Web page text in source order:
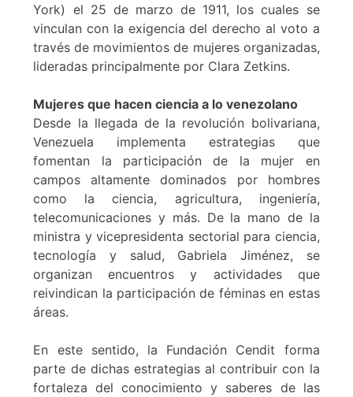
York) el 25 de marzo de 1911, los cuales se
vinculan con la exigencia del derecho al voto a
través de movimientos de mujeres organizadas,
lideradas principalmente por Clara Zetkins.
Mujeres que hacen ciencia a lo venezolano
Desde la llegada de la revolución bolivariana,
Venezuela implementa estrategias que
fomentan la participación de la mujer en
campos altamente dominados por hombres
como la ciencia, agricultura, ingeniería,
telecomunicaciones y más. De la mano de la
ministra y vicepresidenta sectorial para ciencia,
tecnología y salud, Gabriela Jiménez, se
organizan encuentros y actividades que
reivindican la participación de féminas en estas
áreas.
En este sentido, la Fundación Cendit forma
parte de dichas estrategias al contribuir con la
fortaleza del conocimiento y saberes de las